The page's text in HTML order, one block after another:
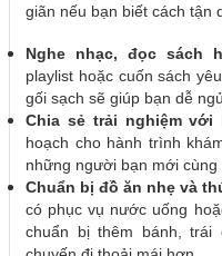
giãn nếu bạn biết cách tận
Nghe nhạc, đọc sách
playlist hoặc cuốn sách
gối sạch sẽ giúp bạn dễ
Chia sẻ trải nghiệm với
hoạch cho hành trình
những người bạn mới cùng
Chuẩn bị đồ ăn nhẹ và
có phục vụ nước uống
chuẩn bị thêm bánh,